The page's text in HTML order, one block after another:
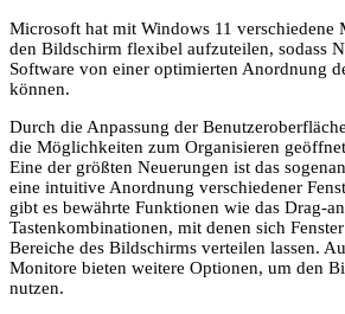
Microsoft hat mit Windows 11 verschiedene
den Bildschirm flexibel aufzuteilen, sodass
Software von einer optimierten Anordnung
können.
Durch die Anpassung der
die Möglichkeiten zum Organisieren
Eine der größten Neuerungen ist das
eine intuitive Anordnung verschiedener
gibt es bewährte Funktionen wie das Drag-
Tastenkombinationen, mit denen sich
Bereiche des Bildschirms verteilen lassen.
Monitore bieten weitere Optionen, um den
nutzen.